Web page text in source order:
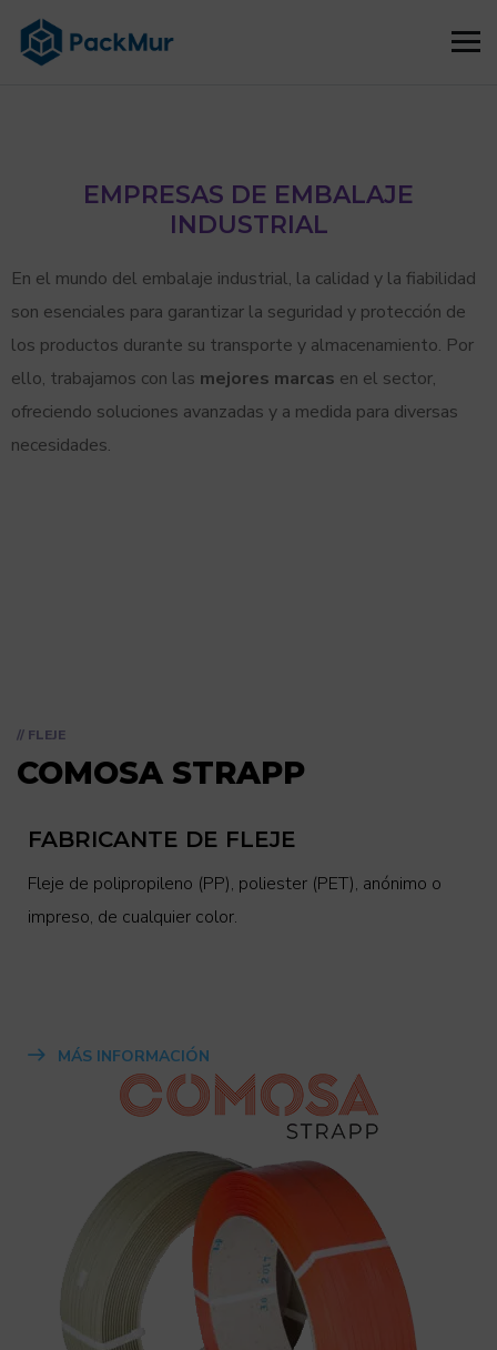
EMPRESAS DE EMBALAJE
INDUSTRIAL
En el mundo del embalaje industrial, la calidad y la fiabilidad
son esenciales para garantizar la seguridad y protección de
los productos durante su transporte y almacenamiento. Por
ello, trabajamos con las mejores marcas en el sector,
ofreciendo soluciones avanzadas y a medida para diversas
necesidades.
// FLEJE
COMOSA STRAPP
FABRICANTE DE FLEJE
Fleje de polipropileno (PP), poliester (PET), anónimo o
impreso, de cualquier color.
MÁS INFORMACIÓN